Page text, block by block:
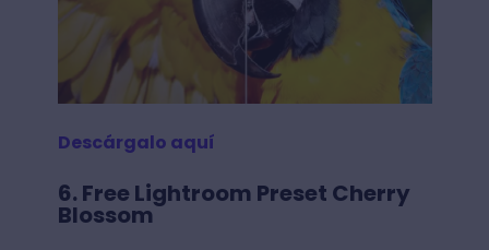
Descárgalo aquí
6. Free Lightroom Preset Cherry
Blossom